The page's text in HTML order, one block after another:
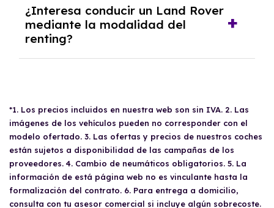
renting se puede adquirir el coche. En este
caso tendrán que analizar los años, la
cantidad de kilómetros recorridos y el coste
del mercado actual.
¿Interesa conducir un Land Rover
mediante la modalidad del
renting?
gusta cambiar de coche cada pocos años.
*1. Los precios incluidos en nuestra web son sin IVA. 2. Las
imágenes de los vehículos pueden no corresponder con el
modelo ofertado. 3. Las ofertas y precios de nuestros coches
están sujetos a disponibilidad de las campañas de los
proveedores. 4. Cambio de neumáticos obligatorios. 5. La
información de está página web no es vinculante hasta la
formalización del contrato. 6. Para entrega a domicilio,
consulta con tu asesor comercial si incluye algún sobrecoste.